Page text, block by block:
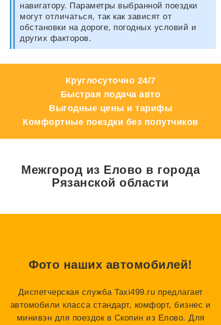
навигатору. Параметры выбранной поездки
могут отличаться, так как зависят от
обстановки на дороге, погодных условий и
других факторов.
Круглосуточно 24/7
Быстрая подача авто
Выгодные цены и тарифы
Комфортные поездки без попутчиков
Межгород из Елово в города
Рязанской области
Фото наших автомобилей!
Диспетчерская служба Taxi499.ru предлагает
автомобили класса стандарт, комфорт, бизнес и
минивэн для поездок в Скопин из Елово. Для